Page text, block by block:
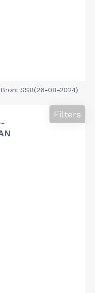
Bron: SSB(26-08-2024)
Filters